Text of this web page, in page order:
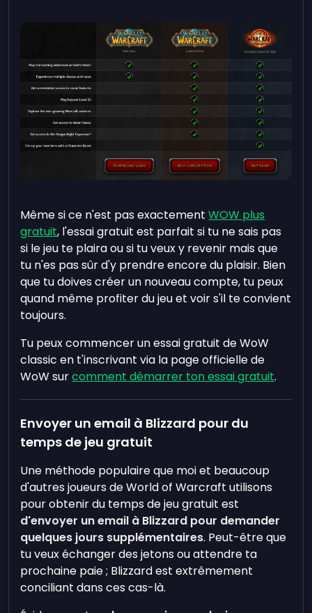
Même si ce n'est pas exactementWOW plus
gratuit, l'essai gratuit est parfait si tu ne sais pas
si le jeu te plaira ou si tu veux y revenir mais que
tu n'es pas sûr d'y prendre encore du plaisir. Bien
que tu doives créer un nouveau compte, tu peux
quand même profiter du jeu et voir s'il te convient
toujours.
Tu peux commencer un essai gratuit de WoW
classic en t'inscrivant via la page officielle de
WoW surcomment démarrer ton essai gratuit.
Envoyer un email à Blizzard pour du
temps de jeu gratuit
Une méthode populaire que moi et beaucoup
d'autres joueurs de World of Warcraft utilisons
pour obtenir du temps de jeu gratuit est
d'envoyer un email à Blizzard pour demander
quelques jours supplémentaires. Peut-être que
tu veux échanger des jetons ou attendre ta
prochaine paie ; Blizzard est extrêmement
conciliant dans ces cas-là.